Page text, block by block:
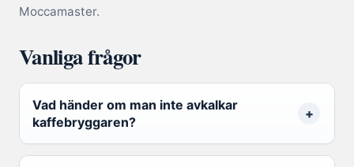
Moccamaster.
Vanliga frågor
Vad händer om man inte avkalkar
kaffebryggaren?